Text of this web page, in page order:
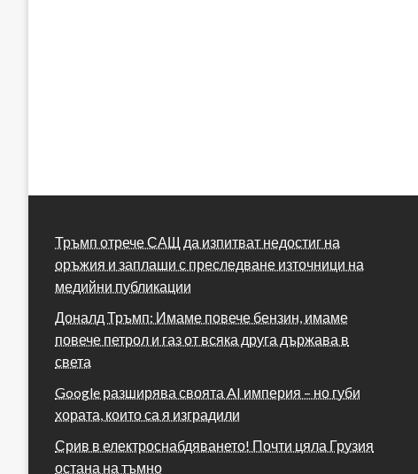
Тръмп отрече САЩ да изпитват недостиг на
оръжия и заплаши с преследване източници на
медийни публикации
Доналд Тръмп: Имаме повече бензин, имаме
повече петрол и газ от всяка друга държава в
света
Google разширява своята AI империя – но губи
хората, които са я изградили
Срив в електроснабдяването! Почти цяла Грузия
остана на тъмно